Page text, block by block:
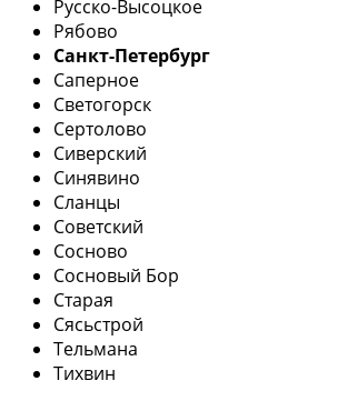
Русско-Высоцкое
Рябово
Санкт-Петербург
Саперное
Светогорск
Сертолово
Сиверский
Синявино
Сланцы
Советский
Сосново
Сосновый Бор
Старая
Сясьстрой
Тельмана
Тихвин